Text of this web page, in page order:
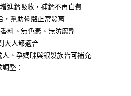
瀏覽以下網址：
法定代理人或監護人之同意方可使用
意申辦者引起之損失，本公司不負相關責
，將依據個別帳號之用戶狀況，依本公司即
仍有額度不足之情形，本公司將視審查結果
止該用戶之使用額度並採取法律行動。
以上)免運費
以上)免運費
含以上)免運費
進鈣吸收，補鈣不再白費
，幫助骨骼正常發育
料、無色素、無防腐劑
大人都適合
、孕媽咪與銀髮族皆可補充
整：